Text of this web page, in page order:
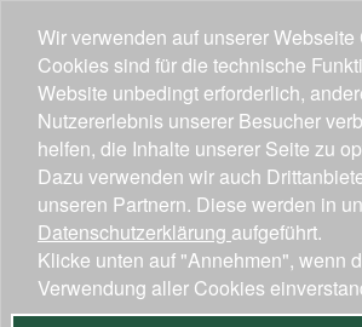
Wir verwenden auf unserer
Cookies sind für die technische
Website unbedingt erforderlich,
Nutzererlebnis unserer Besucher
helfen, die Inhalte unserer Seite zu
Dazu verwenden wir auch
unseren Partnern. Diese werden in
Datenschutzerklärung aufgeführt.
Klicke unten auf "Annehmen", wenn
Verwendung aller Cookies